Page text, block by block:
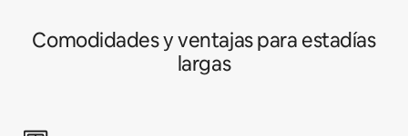
Comodidades y ventajas para estadías
largas